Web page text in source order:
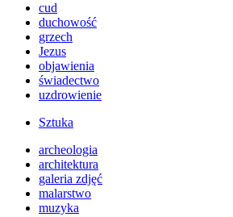
cud
duchowość
grzech
Jezus
objawienia
świadectwo
uzdrowienie
Sztuka
archeologia
architektura
galeria zdjęć
malarstwo
muzyka